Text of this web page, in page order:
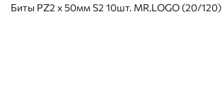
Биты PZ2 х 50мм S2 10шт. MR.LOGO (20/120)